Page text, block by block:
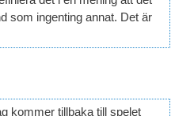
som ingenting annat. Det är
kommer tillbaka till spelet